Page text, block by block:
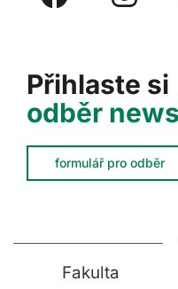
Přihlaste si
odběr
formulář pro odběr
Fakulta